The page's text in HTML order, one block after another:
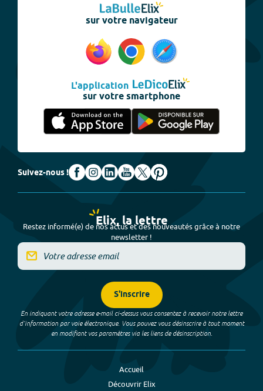
sur votre navigateur
L'application
sur votre smartphone
Suivez-nous !
Elix, la lettre
Restez informé(e) de nos actus et des nouveautés grâce à notre
newsletter !
S'inscrire
En indiquant votre adresse e-mail ci-dessus vous consentez à recevoir notre lettre
d’information par voie électronique. Vous pouvez vous désinscrire à tout moment
en modifiant vos paramètres via les liens de désinscription.
Accueil
Découvrir Elix